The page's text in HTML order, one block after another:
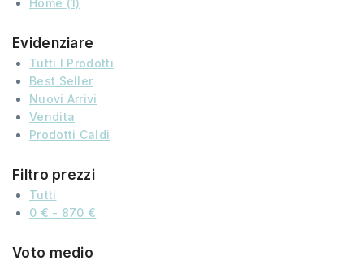
Evidenziare
Tutti I Prodotti
Best Seller
Nuovi Arrivi
Vendita
Prodotti Caldi
Filtro prezzi
Tutti
0 € - 870 €
Voto medio